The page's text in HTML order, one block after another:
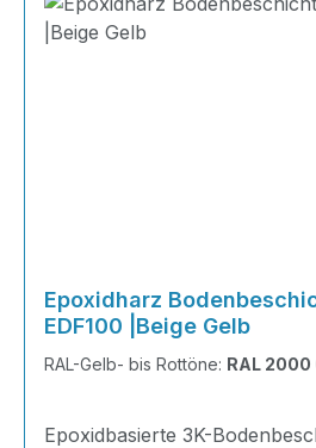
Epoxidharz
EDF100 |Beige Gelb
RAL-Gelb- bis Rottöne: RAL 2000
Epoxidbasierte 3K-